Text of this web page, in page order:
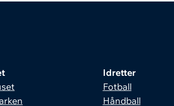
Idretter
Fotball
Håndball